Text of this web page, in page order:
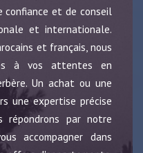
confiance et de conseil
et internationale.
et français, nous
à vos attentes en
Un achat ou une
une expertise précise
par notre
accompagner dans